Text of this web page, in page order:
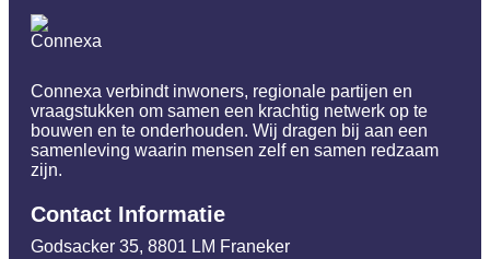
Connexa verbindt inwoners, regionale partijen en
vraagstukken om samen een krachtig netwerk op te
bouwen en te onderhouden. Wij dragen bij aan een
samenleving waarin mensen zelf en samen redzaam
zijn.
Contact Informatie
Godsacker 35, 8801 LM Franeker